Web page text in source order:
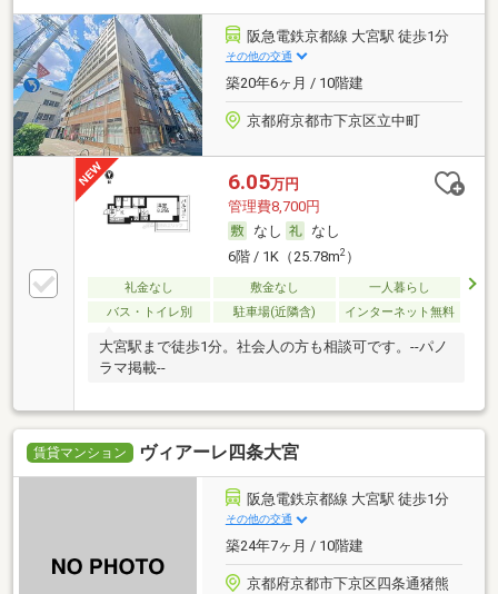
阪急電鉄京都線 大宮駅 徒歩1分
その他の交通
築20年6ヶ月 / 10階建
京都府京都市下京区立中町
6.05万円
管理費8,700円
なし
なし
6階 / 1K（25.78m2）
礼金なし 敷金なし
一人暮らし
バス・トイレ別
駐車場(近隣含) インターネット無料
大宮駅まで徒歩1分。社会人の方も相談可です。--パノ
ラマ掲載--
賃貸マンション ヴィアーレ四条大宮
阪急電鉄京都線 大宮駅 徒歩1分
その他の交通
築24年7ヶ月 / 10階建
京都府京都市下京区四条通猪熊